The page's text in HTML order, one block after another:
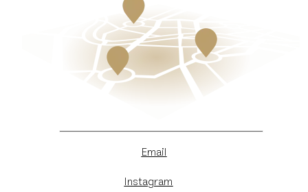
Email
Instagram